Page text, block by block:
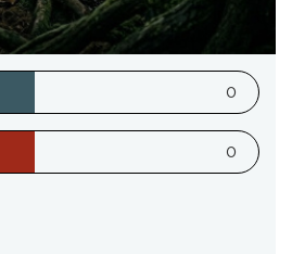
0
0